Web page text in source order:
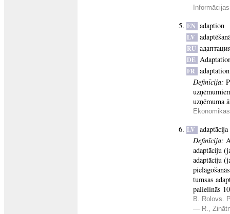
EN adaption
LV
RU
DE
FR adaptation
Definīcija:
uzņēmuma
LV adaptācija
Definīcija:
adaptāciju
adaptāciju
tumsas
palielinās
B. Rolovs.
— R.,